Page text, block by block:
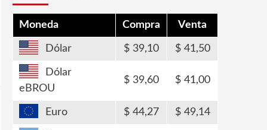
Moneda Compra Venta
Dólar 39,10 41,50
Dólar
eBROU
39,60 41,00
Euro 44,27 49,14